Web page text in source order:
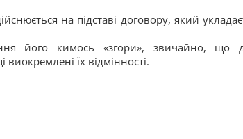
на підставі договору, який
його кимось «згори», звичайно, що
їх відмінності.